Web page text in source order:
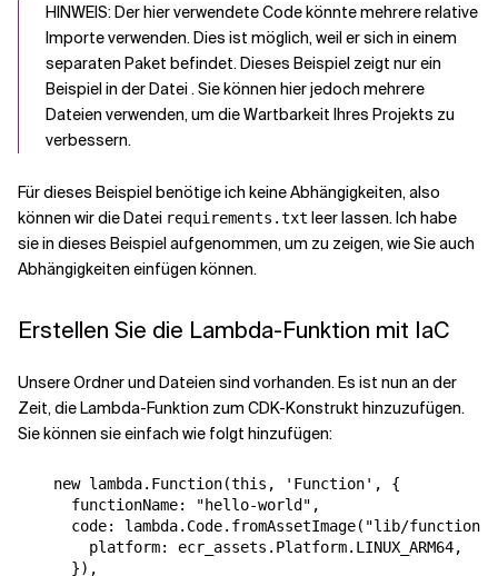
HINWEIS: Der hier verwendete Code könnte mehrere relative
Importe verwenden. Dies ist möglich, weil er sich in einem
separaten Paket befindet. Dieses Beispiel zeigt nur ein
Beispiel in der Datei. Sie können hier jedoch mehrere
Dateien verwenden, um die Wartbarkeit Ihres Projekts zu
verbessern.
Für dieses Beispiel benötige ich keine Abhängigkeiten, also
können wir die Datei requirements.txt leer lassen. Ich habe
sie in dieses Beispiel aufgenommen, um zu zeigen, wie Sie auch
Abhängigkeiten einfügen können.
Erstellen Sie die Lambda-Funktion mit IaC
Unsere Ordner und Dateien sind vorhanden. Es ist nun an der
Zeit, die Lambda-Funktion zum CDK-Konstrukt hinzuzufügen.
Sie können sie einfach wie folgt hinzufügen:
    new lambda.Function(this, 'Function', {
      functionName: "hello-world",
code: lambda.Code.fromAssetImage("lib/
        platform: ecr_assets.Platform.LINUX_ARM64,
      }),